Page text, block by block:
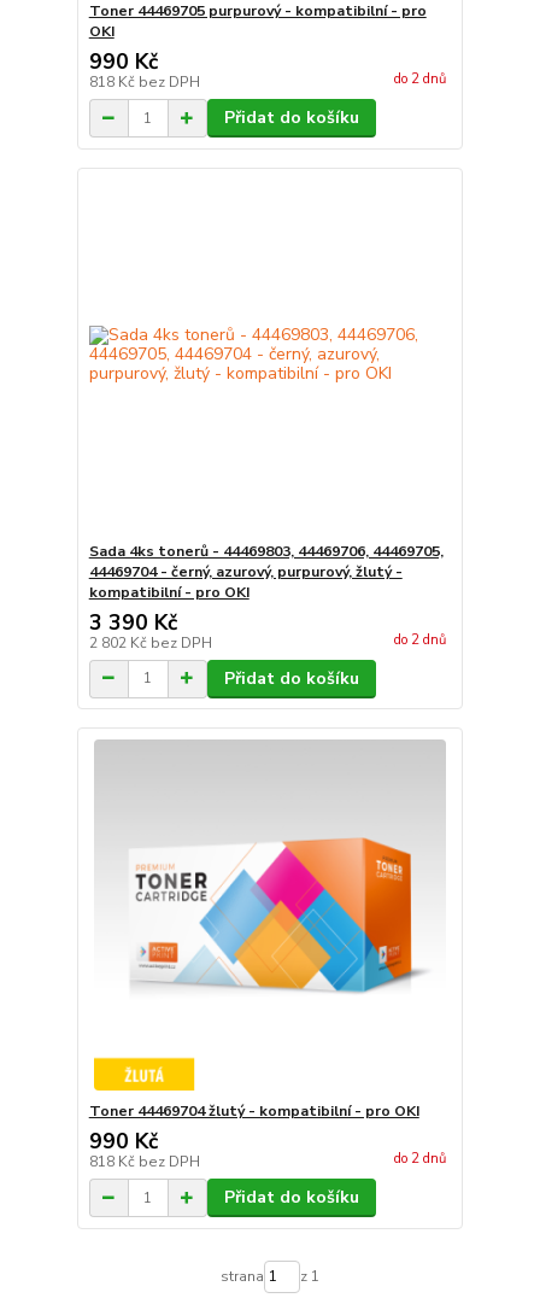
Toner 44469705 purpurový - kompatibilní - pro
OKI
990 Kč
818 Kč bez DPH do 2 dnů
Přidat do košíku
Sada 4ks tonerů - 44469803, 44469706, 44469705,
44469704 - černý, azurový, purpurový, žlutý -
kompatibilní - pro OKI
3 390 Kč
2 802 Kč bez DPH do 2 dnů
Přidat do košíku
Toner 44469704 žlutý - kompatibilní - pro OKI
990 Kč
818 Kč bez DPH do 2 dnů
Přidat do košíku
strana z 1